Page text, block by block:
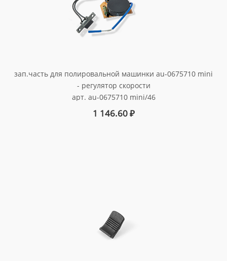
зап.часть для полировальной машинки au-0675710 mini
- регулятор скорости
арт. au-0675710 mini/46
1 146.60₽